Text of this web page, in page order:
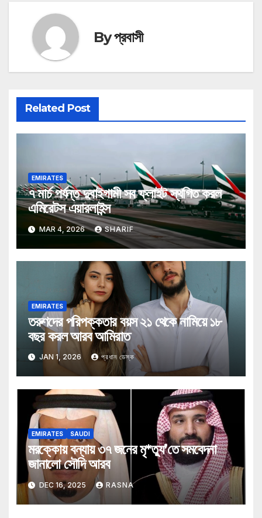
Byপ্রবাসী
Related Post
EMIRATES
৭ মার্চ পর্যন্ত দুবাইগামী সব ফ্লাইট স্থগিত করল
এমিরেটস এয়ারলাইন্স
MAR 4, 2026 SHARIF
EMIRATES
তরুণদের পরিপক্কতার বয়স ২১ থেকে নামিয়ে ১৮
বছর করল আরব আমিরাত
JAN 1, 2026 প্রধান ডেস্ক
EMIRATES SAUDI
মরক্কোয় বন্যায় ৩৭ জনের মৃ*ত্যু’তে সমবেদনা
জানালো সৌদি আরব
DEC 16, 2025 RASNA